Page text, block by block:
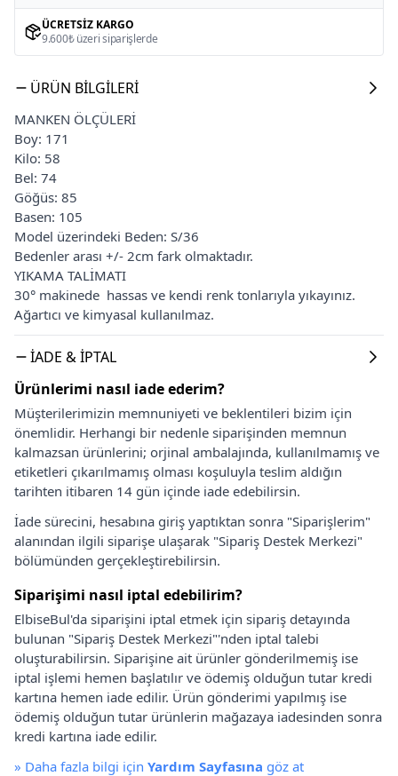
ÜCRETSIZ KARGO
9.600₺ üzeri siparişlerde
ÜRÜN BILGILERI
MANKEN ÖLÇÜLERİ
Boy: 171
Kilo: 58
Bel: 74
Göğüs: 85
Basen: 105
Model üzerindeki Beden: S/36
Bedenler arası +/- 2cm fark olmaktadır.
YIKAMA TALİMATI
30° makinede hassas ve kendi renk tonlarıyla yıkayınız.
Ağartıcı ve kimyasal kullanılmaz.
İADE & İPTAL
Ürünlerimi nasıl iade ederim?
Müşterilerimizin memnuniyeti ve beklentileri bizim için
önemlidir. Herhangi bir nedenle siparişinden memnun
kalmazsan ürünlerini; orjinal ambalajında, kullanılmamış ve
etiketleri çıkarılmamış olması koşuluyla teslim aldığın
tarihten itibaren 14 gün içinde iade edebilirsin.
İade sürecini, hesabına giriş yaptıktan sonra "Siparişlerim"
alanından ilgili siparişe ulaşarak "Sipariş Destek Merkezi"
bölümünden gerçekleştirebilirsin.
Siparişimi nasıl iptal edebilirim?
ElbiseBul'da siparişini iptal etmek için sipariş detayında
bulunan "Sipariş Destek Merkezi"'nden iptal talebi
oluşturabilirsin. Siparişine ait ürünler gönderilmemiş ise
iptal işlemi hemen başlatılır ve ödemiş olduğun tutar kredi
kartına hemen iade edilir. Ürün gönderimi yapılmış ise
ödemiş olduğun tutar ürünlerin mağazaya iadesinden sonra
kredi kartına iade edilir.
» Daha fazla bilgi için Yardım Sayfasına göz at